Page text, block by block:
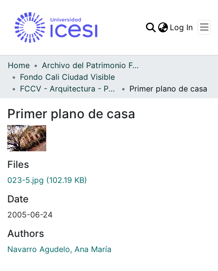
Log In
Home
Archivo del Patrimonio Fotográfico y Fílmico del Valle del Cauca
Fondo Cali Ciudad Visible
FCCV - Arquitectura - Patrimonial
Primer plano de casa
Primer plano de casa
Files
023-5.jpg (102.19 KB)
Date
2005-06-24
Authors
Navarro Agudelo, Ana María